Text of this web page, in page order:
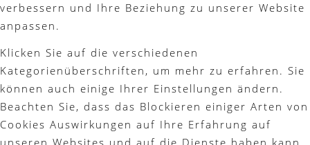
Kurse
Menü
verbessern und Ihre Beziehung zu unserer Website
anpassen.
Klicken Sie auf die verschiedenen
Kategorienüberschriften, um mehr zu erfahren. Sie
können auch einige Ihrer Einstellungen ändern.
Beachten Sie, dass das Blockieren einiger Arten von
Cookies Auswirkungen auf Ihre Erfahrung auf
unseren Websites und auf die Dienste haben kann,